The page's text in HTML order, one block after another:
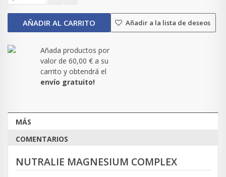
AÑADIR AL CARRITO Añadir a la lista de deseos
Añada productos por
valor de 60,00 € a su
carrito y obtendrá el
envío gratuito!
MÁS
COMENTARIOS
NUTRALIE MAGNESIUM COMPLEX